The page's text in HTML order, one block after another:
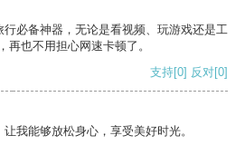
必备神器，无论是看视频、玩游戏还是工
再也不用担心网速卡顿了。
支持[0] 反对[0]
我能够放松身心，享受美好时光。